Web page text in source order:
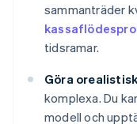
sammanträder
tidsramar.
Göra
komplexa. Du
modell och